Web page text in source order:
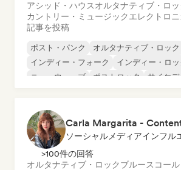
アシッド・ハウスオルタナティブ・ロッ
カントリー・ミュージックエレクトロニ
記事を投稿
ポスト・パンク
オルタナティブ・ロック
インディー・フォーク
インディー・ロッ
ニューウェーブ
ポストロック
サイケデ
Carla Margarita -
ソーシャルメディアインフル
>100件の回答
オルタナティブ・ロックブルース コー